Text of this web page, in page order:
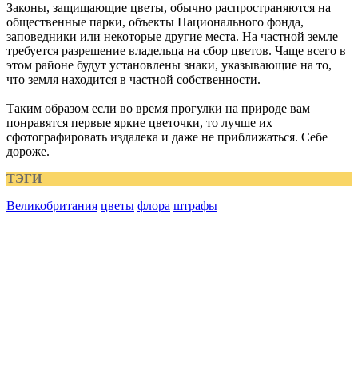
Законы, защищающие цветы, обычно распространяются на
общественные парки, объекты Национального фонда,
заповедники или некоторые другие места. На частной земле
требуется разрешение владельца на сбор цветов. Чаще всего в
этом районе будут установлены знаки, указывающие на то,
что земля находится в частной собственности.
Таким образом если во время прогулки на природе вам
понравятся первые яркие цветочки, то лучше их
сфотографировать издалека и даже не приближаться. Себе
дороже.
ТЭГИ
Великобритания цветы флора штрафы